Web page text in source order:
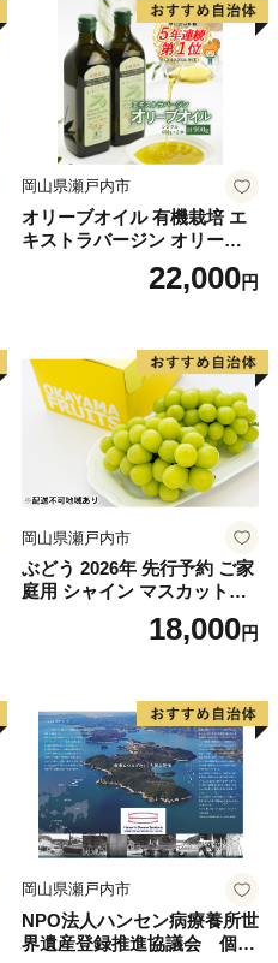
岡山県瀬戸内市
オリーブオイル 有機栽培 エ
キストラバージン オリーブ
オイル シングル 2本 セット
オーガニック 調味料 油 オリ
22,000円
岡山県瀬戸内市
ぶどう 2026年 先行予約 ご家
庭用 シャイン マスカット
2〜3房 合計約1.2kg ブドウ
18,000円
岡山県瀬戸内市
NPO法人ハンセン病療養所世
界遺産登録推進協議会 個人